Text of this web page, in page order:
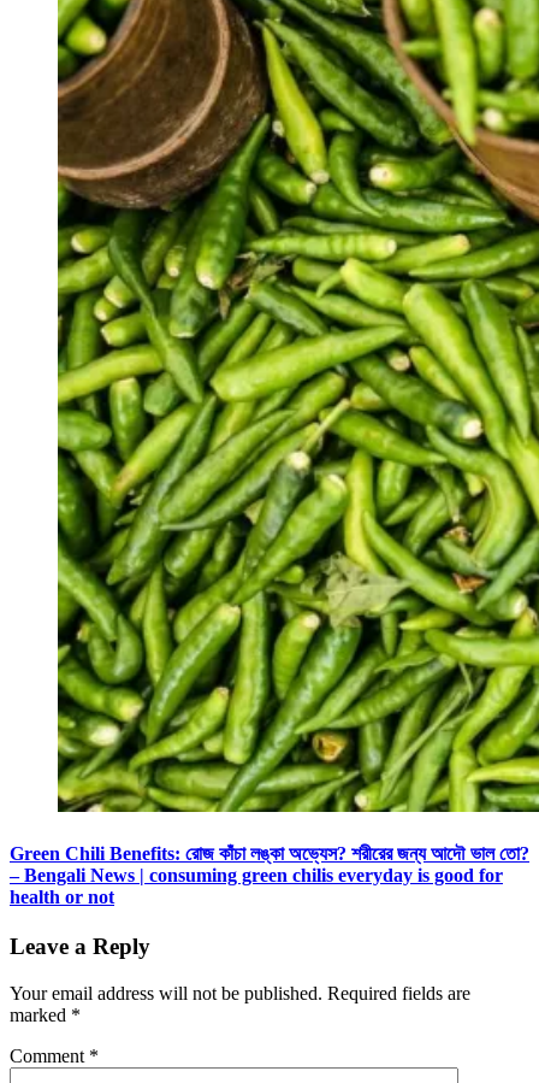
Green Chili Benefits: রোজ কাঁচা লঙ্কা অভ্যেস? শরীরের জন্য আদৌ ভাল তো?
– Bengali News | consuming green chilis everyday is good for
health or not
Leave a Reply
Your email address will not be published. Required fields are
marked *
Comment *